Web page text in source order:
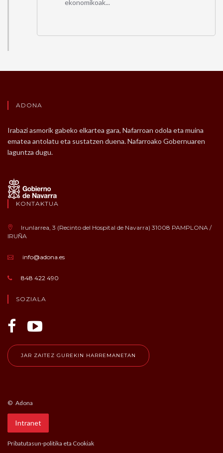
ekonomikoak...
ADONA
Irabazi asmorik gabeko elkartea gara, Nafarroan odola eta muina
ematea antolatu eta sustatzen duena. Nafarroako Gobernuaren
laguntza dugu.
KONTAKTUA
Irunlarrea, 3 (Recinto del Hospital de Navarra) 31008 PAMPLONA /
IRUÑA
info@adona.es
848 422 490
SOZIALA
JAR ZAITEZ GUREKIN HARREMANETAN
© Adona
Intranet
Pribatutasun-politika eta Cookiak